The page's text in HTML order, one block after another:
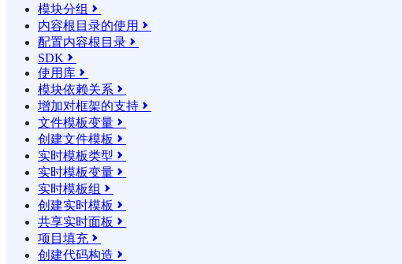
模块分组 
内容根目录的使用 
配置内容根目录 
SDK 
使用库 
模块依赖关系 
增加对框架的支持 
文件模板变量 
创建文件模板 
实时模板类型 
实时模板变量 
实时模板组 
创建实时模板 
共享实时面板 
项目填充 
创建代码构造 